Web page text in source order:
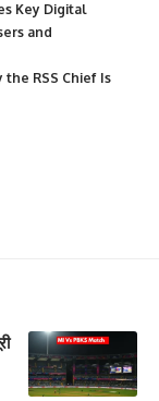
Key Digital
and
the RSS Chief Is